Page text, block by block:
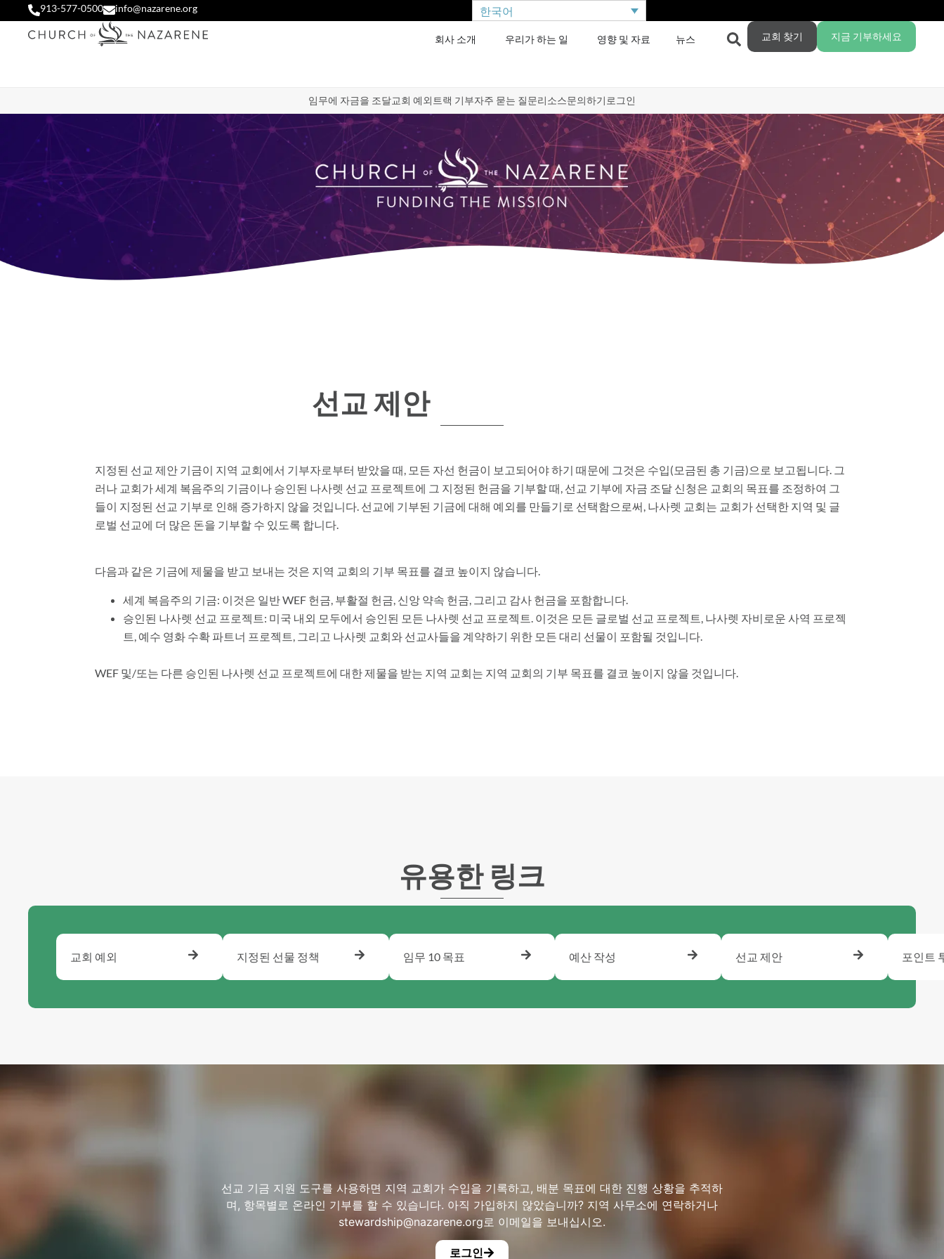
913-577-0500 info@nazarene.org 한국어
회사 소개 우리가 하는 일 영향 및 자료 뉴스 교회 찾기 지금 기부하세요
임무에 자금을 조달교회 예외 트랙 기부자주 묻는 질문리소스문의하기 로그인
선교 제안
지정된 선교 제안 기금이 지역 교회에서 기부자로부터 받았을 때, 모든 자선 헌금이 보고되어야 하기 때문에 그것은 수입(모금된 총 기금)으로 보고됩니다. 그
러나 교회가 세계 복음주의 기금이나 승인된 나사렛 선교 프로젝트에 그 지정된 헌금을 기부할 때, 선교 기부에 자금 조달 신청은 교회의 목표를 조정하여 그
들이 지정된 선교 기부로 인해 증가하지 않을 것입니다. 선교에 기부된 기금에 대해 예외를 만들기로 선택함으로써, 나사렛 교회는 교회가 선택한 지역 및 글
로벌 선교에 더 많은 돈을 기부할 수 있도록 합니다.
다음과 같은 기금에 제물을 받고 보내는 것은 지역 교회의 기부 목표를 결코 높이지 않습니다.
세계 복음주의 기금: 이것은 일반 WEF 헌금, 부활절 헌금, 신앙 약속 헌금, 그리고 감사 헌금을 포함합니다.
승인된 나사렛 선교 프로젝트: 미국 내외 모두에서 승인된 모든 나사렛 선교 프로젝트. 이것은 모든 글로벌 선교 프로젝트, 나사렛 자비로운 사역 프로젝
트, 예수 영화 수확 파트너 프로젝트, 그리고 나사렛 교회와 선교사들을 계약하기 위한 모든 대리 선물이 포함될 것입니다.
WEF 및/또는 다른 승인된 나사렛 선교 프로젝트에 대한 제물을 받는 지역 교회는 지역 교회의 기부 목표를 결코 높이지 않을 것입니다.
유용한 링크​
교회 예외 지정된 선물 정책 임무 10 목표 예산 작성 선교 제안 포인트
선교 기금 지원 도구를 사용하면 지역 교회가 수입을 기록하고, 배분 목표에 대한 진행 상황을 추적하
며, 항목별로 온라인 기부를 할 수 있습니다. 아직 가입하지 않았습니까? 지역 사무소에 연락하거나
stewardship@nazarene.org로 이메일을 보내십시오.
로그인